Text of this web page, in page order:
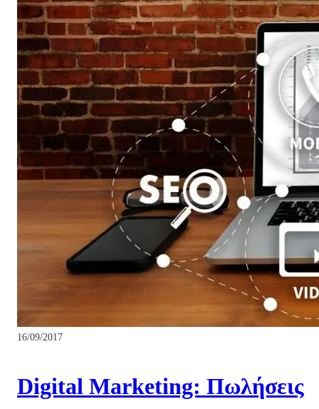
16/09/2017
Digital Marketing: Πωλήσεις